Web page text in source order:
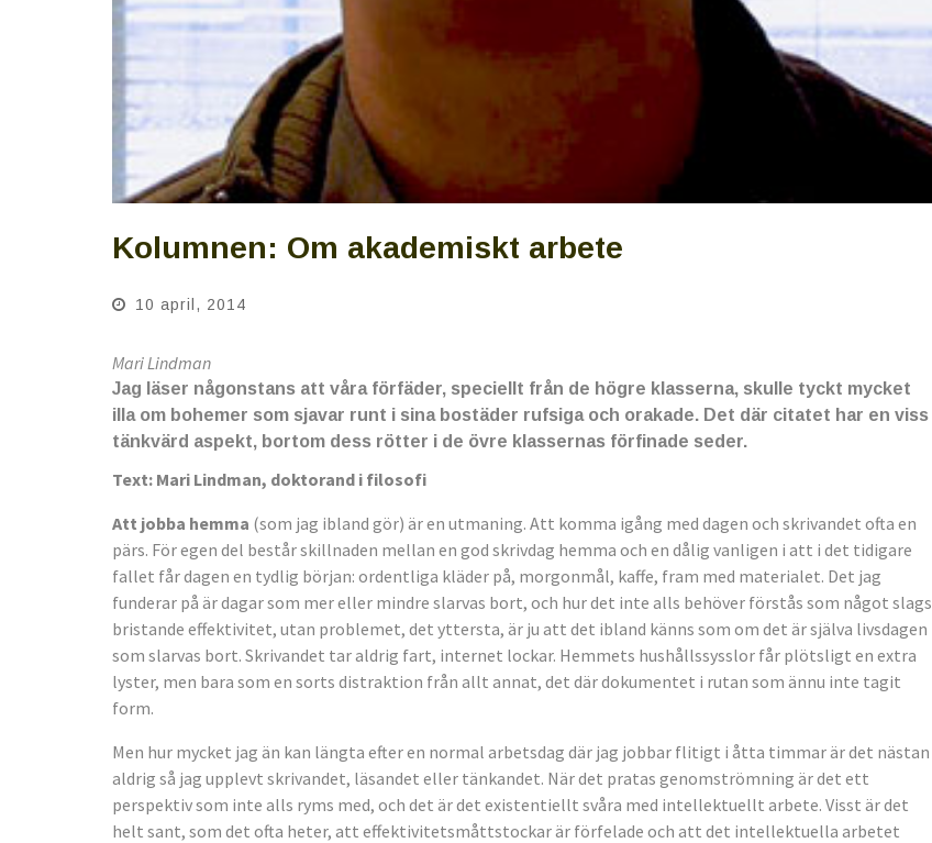
Kolumnen: Om akademiskt arbete
10 april, 2014
Mari Lindman
Jag läser någonstans att våra förfäder, speciellt från de högre klasserna, skulle tyckt mycket
illa om bohemer som sjavar runt i sina bostäder rufsiga och orakade. Det där citatet har en viss
tänkvärd aspekt, bortom dess rötter i de övre klassernas förfinade seder.
Text: Mari Lindman, doktorand i filosofi
Att jobba hemma (som jag ibland gör) är en utmaning. Att komma igång med dagen och skrivandet ofta en
pärs. För egen del består skillnaden mellan en god skrivdag hemma och en dålig vanligen i att i det tidigare
fallet får dagen en tydlig början: ordentliga kläder på, morgonmål, kaffe, fram med materialet. Det jag
funderar på är dagar som mer eller mindre slarvas bort, och hur det inte alls behöver förstås som något slags
bristande effektivitet, utan problemet, det yttersta, är ju att det ibland känns som om det är själva livsdagen
som slarvas bort. Skrivandet tar aldrig fart, internet lockar. Hemmets hushållssysslor får plötsligt en extra
lyster, men bara som en sorts distraktion från allt annat, det där dokumentet i rutan som ännu inte tagit
form.
Men hur mycket jag än kan längta efter en normal arbetsdag där jag jobbar flitigt i åtta timmar är det nästan
aldrig så jag upplevt skrivandet, läsandet eller tänkandet. När det pratas genomströmning är det ett
perspektiv som inte alls ryms med, och det är det existentiellt svåra med intellektuellt arbete. Visst är det
helt sant, som det ofta heter, att effektivitetsmåttstockar är förfelade och att det intellektuella arbetet